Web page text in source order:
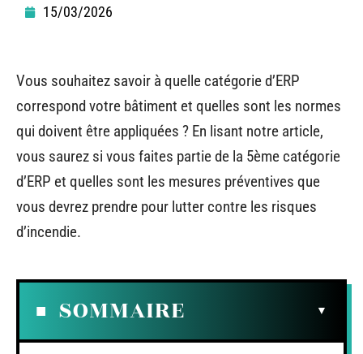
15/03/2026
Vous souhaitez savoir à quelle catégorie d’ERP
correspond votre bâtiment et quelles sont les normes
qui doivent être appliquées ? En lisant notre article,
vous saurez si vous faites partie de la 5ème catégorie
d’ERP et quelles sont les mesures préventives que
vous devrez prendre pour lutter contre les risques
d’incendie.
SOMMAIRE